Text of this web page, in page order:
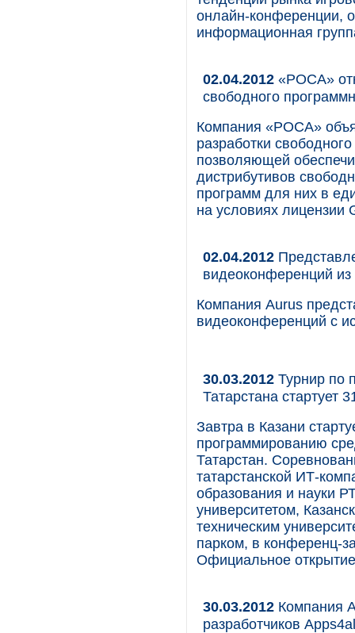
онлайн-конференции,
информационная
02.04.2012 «РОСА»
свободного
Компания «РОСА»
разработки
позволяющей
дистрибутивов
программ для них в
на условиях лицензии
02.04.2012
видеоконференций
Компания Aurus
видеоконференций с
30.03.2012 Турнир по
Татарстана стартует
Завтра в Казани
программированию
Татарстан.
татарстанской ИТ-
образования и науки
университетом,
техническим
парком, в конференц-
Официальное
30.03.2012 Компания
разработчиков